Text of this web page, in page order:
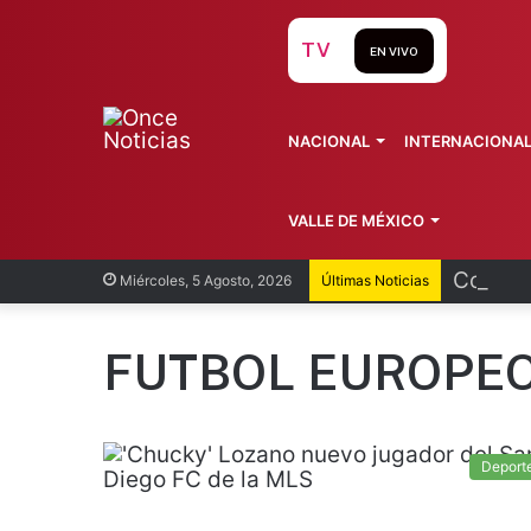
Miércoles, 5 Agosto, 2026 Últimas Noticias
TV EN VIVO
NACIONAL INTERNACIONAL
VALLE DE MÉXICO
FUTBOL